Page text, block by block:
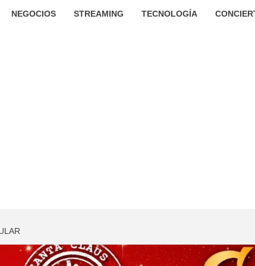
NEGOCIOS STREAMING TECNOLOGÍA